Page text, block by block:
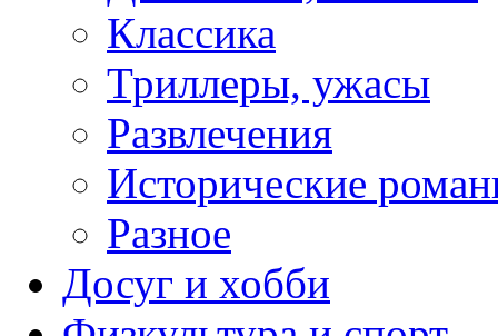
Классика
Триллеры, ужасы
Развлечения
Исторические
Разное
Досуг и хобби